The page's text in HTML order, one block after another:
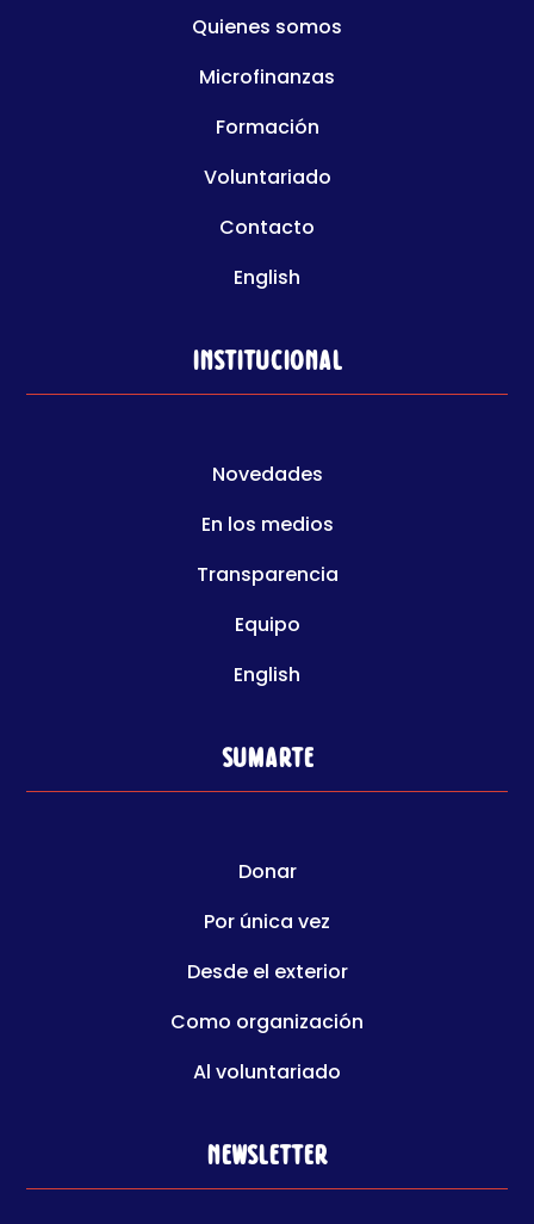
Quienes somos
Microfinanzas
Formación
Voluntariado
Contacto
English
Institucional
Novedades
En los medios
Transparencia
Equipo
English
Sumarte
Donar
Por única vez
Desde el exterior
Como organización
Al voluntariado
Newsletter